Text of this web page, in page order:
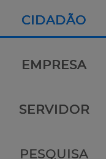
CIDADÃO
EMPRESA
SERVIDOR
PESQUISA